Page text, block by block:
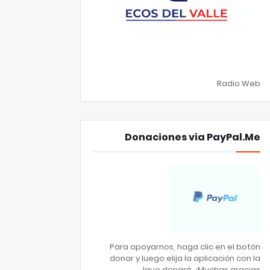
Radio Web
Donaciones via PayPal.Me
Para apoyarnos, haga clic en el botón
donar y luego elija la aplicación con la